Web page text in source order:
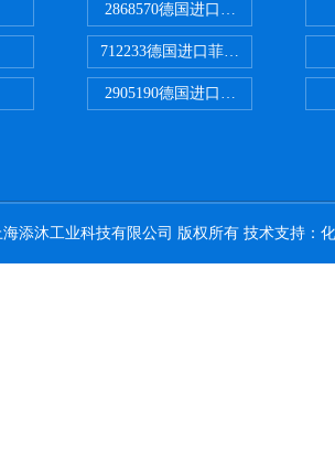
2868570德国进口菲尼克斯电源
712233德国进口菲尼克斯断路器
2905190德国进口菲尼克斯继电器
添沐工业科技有限公司 版权所有 技术支持：